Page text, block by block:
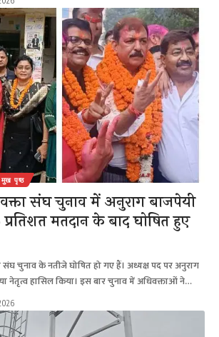
मुख पृष्ठ
संघ चुनाव में अनुराग बाजपेयी
मतदान के बाद घोषित हुए
संघ चुनाव के नतीजे घोषित हो गए हैं। अध्यक्ष पद पर अनुराग
नेतृत्व हासिल किया। इस बार चुनाव में अधिवक्ताओं ने…